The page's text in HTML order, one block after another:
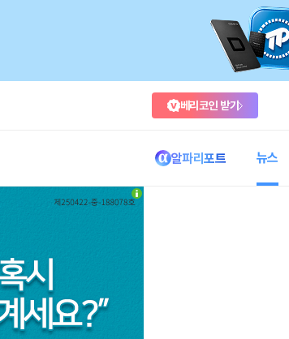
베리코인 받기
알파리포트 뉴스